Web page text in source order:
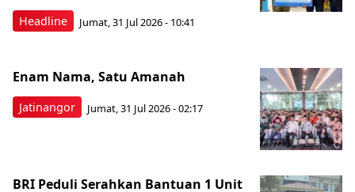
Headline Jumat, 31 Jul 2026 - 10:41
Jatinangor
Enam Nama, Satu Amanah
Jumat, 31 Jul 2026 - 02:17
BRI Peduli Serahkan Bantuan 1 Unit